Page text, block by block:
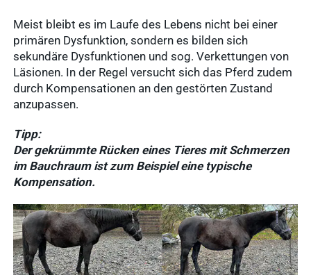
Meist bleibt es im Laufe des Lebens nicht bei einer
primären Dysfunktion, sondern es bilden sich
sekundäre Dysfunktionen und sog. Verkettungen von
Läsionen. In der Regel versucht sich das Pferd zudem
durch Kompensationen an den gestörten Zustand
anzupassen.
Tipp:
Der gekrümmte Rücken eines Tieres mit Schmerzen
im Bauchraum ist zum Beispiel eine typische
Kompensation.